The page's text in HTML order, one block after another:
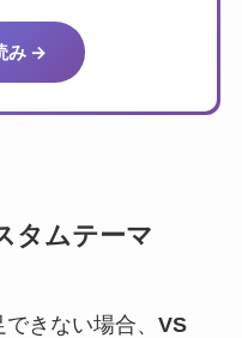
み →
タムテーマ
きない場合、 VS